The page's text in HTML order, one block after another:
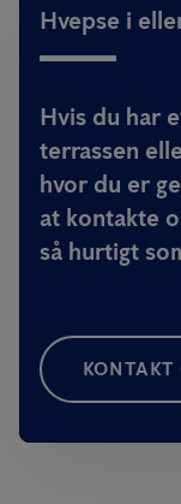
Hvepse i
Hvis du har
terrassen
hvor du er
at kontakte
så hurtigt